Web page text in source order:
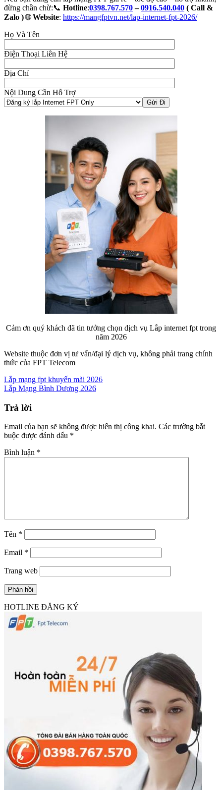
đừng chần chừ:📞 Hotline:0398.767.570–0916.540.040 ( Call &
Zalo )🌐Website: https://mangfptvn.net/lap-internet-fpt-2026/
Họ Và Tên
Điện Thoại Liên Hệ
Địa Chỉ
Nội Dung Cần Hỗ Trợ
Cảm ơn quý khách đã tin tưởng chọn dịch vụ Lắp internet fpt trong
năm 2026
Website thuộc đơn vị tư vấn/đại lý dịch vụ, không phải trang chính
thức của FPT Telecom
Lắp mạng fpt khuyến mãi 2026
Lắp Mạng Bình Dương 2026
Trả lời
Email của bạn sẽ không được hiển thị công khai. Các trường bắt
buộc được đánh dấu *
Bình luận *
Tên *
Email *
Trang web
HOTLINE ĐĂNG KÝ